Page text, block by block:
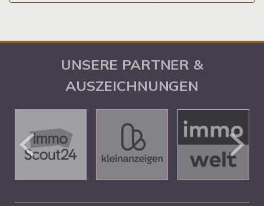
UNSERE PARTNER &
AUSZEICHNUNGEN